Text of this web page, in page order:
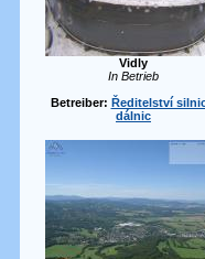
Vidly
In Betrieb
Betreiber: Ředitelství
dálnic